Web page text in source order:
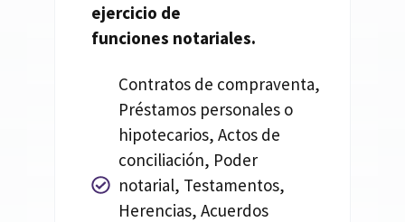
ejercicio de
funciones notariales.
Contratos de compraventa,
Préstamos personales o
hipotecarios, Actos de
conciliación, Poder
notarial, Testamentos,
Herencias, Acuerdos